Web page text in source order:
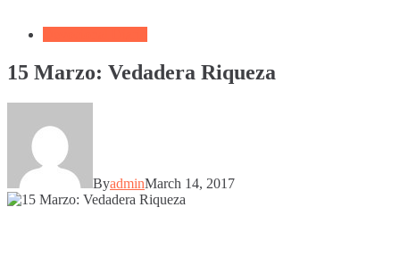
15 Marzo: Vedadera Riqueza
ByadminMarch 14, 2017